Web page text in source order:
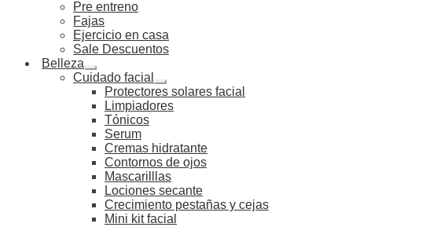
Pre entreno
Fajas
Ejercicio en casa
Sale Descuentos
Belleza
Cuidado facial
Protectores solares facial
Limpiadores
Tónicos
Serum
Cremas hidratante
Contornos de ojos
Mascarilllas
Lociones secante
Crecimiento pestañas y cejas
Mini kit facial